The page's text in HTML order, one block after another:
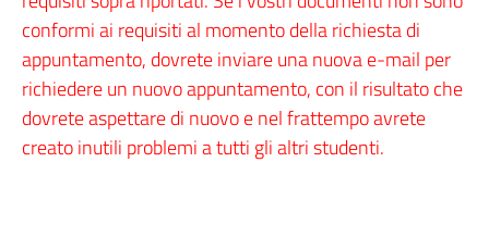
conformi ai requisiti al momento della richiesta di
appuntamento, dovrete inviare una nuova e-mail per
richiedere un nuovo appuntamento, con il risultato che
dovrete aspettare di nuovo e nel frattempo avrete
creato inutili problemi a tutti gli altri studenti.